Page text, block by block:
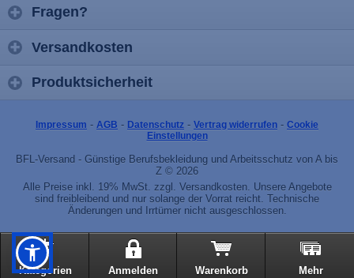
Fragen?
Versandkosten
Produktsicherheit
Impressum - AGB - Datenschutz - Vertrag widerrufen - Cookie
Einstellungen
BFL-Versand - Günstige Berufsbekleidung und Arbeitsschutz von A bis
Z © 2026
Alle Preise inkl. 19% MwSt. zzgl. Versandkosten. Unsere Angebote
sind freibleibend und nur solange der Vorrat reicht. Technische
Änderungen und Irrtümer nicht ausgeschlossen.
Kategorien Anmelden Warenkorb Mehr